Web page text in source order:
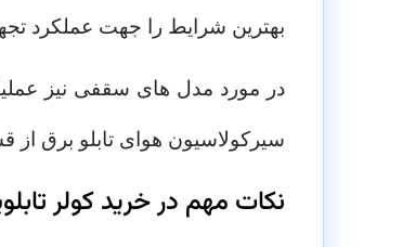
بهترین شرایط را جهت عملکرد
در مورد مدل های سقفی نیز
سیرکولاسیون هوای تابلو برق
نکات مهم در خرید کولر